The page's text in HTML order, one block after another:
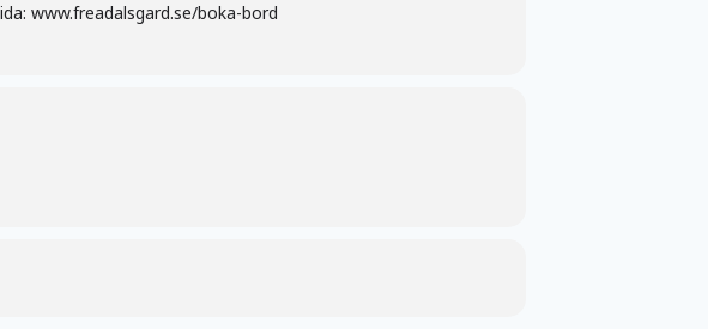
www.freadalsgard.se/boka-bord